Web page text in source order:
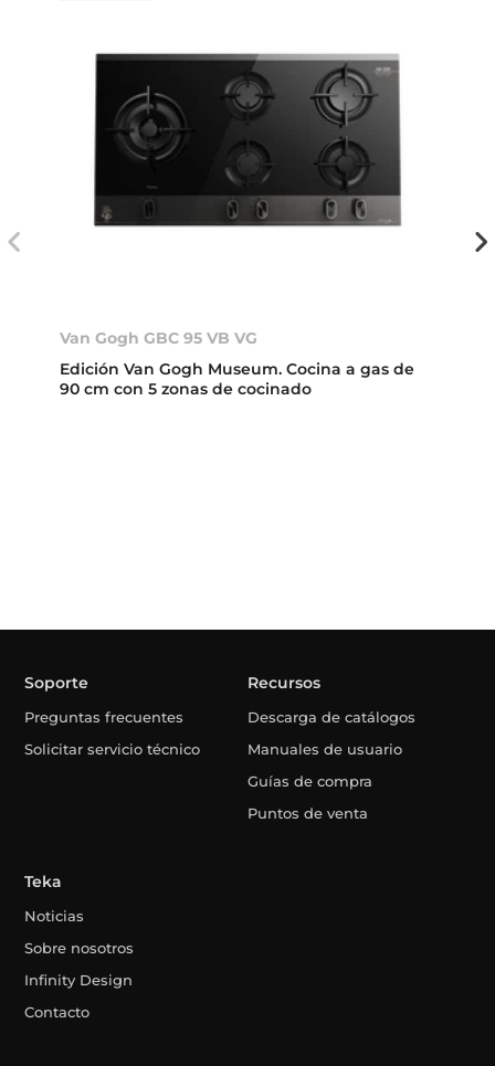
Van Gogh GBC 95 VB VG
Edición Van Gogh Museum. Cocina a gas de
90 cm con 5 zonas de cocinado
Soporte
Preguntas frecuentes
Solicitar servicio técnico
Recursos
Descarga de catálogos
Manuales de usuario
Guías de compra
Puntos de venta
Teka
Noticias
Sobre nosotros
Infinity Design
Contacto